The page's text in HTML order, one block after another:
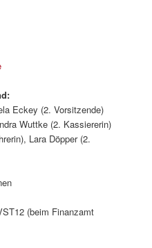
Eckey (2. Vorsitzende)
Wuttke (2. Kassiererin)
Lara Döpper (2.
(beim Finanzamt